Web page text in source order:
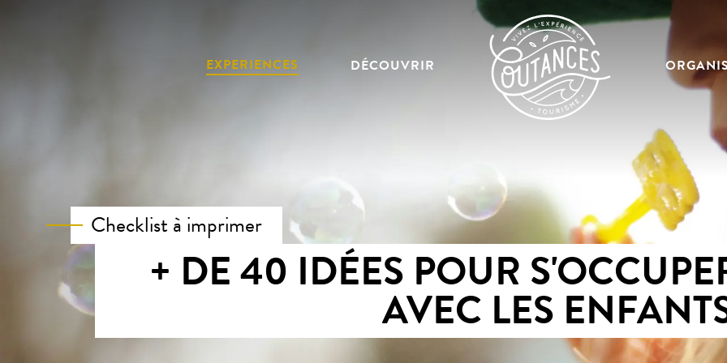
EXPERIENCES DÉCOUVRIR
Checklist à imprimer
+ DE 40 IDÉES POUR
AVEC LES